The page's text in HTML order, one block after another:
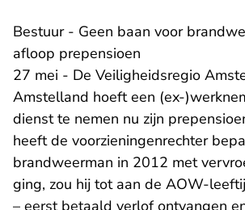
Bestuur - Geen baan voor
afloop prepensioen
27 mei - De Veiligheidsregio
Amstelland hoeft een (ex-
dienst te nemen nu zijn
heeft de voorzieningenrechter
brandweerman in 2012 met
ging, zou hij tot aan de AOW-
– eerst betaald verlof ontvangen